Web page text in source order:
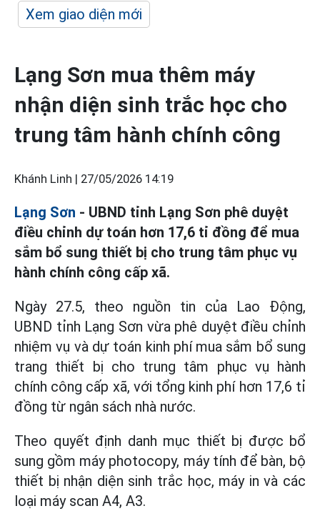
Xem giao diện mới
Lạng Sơn mua thêm máy
nhận diện sinh trắc học cho
trung tâm hành chính công
Khánh Linh | 27/05/2026 14:19
Lạng Sơn - UBND tỉnh Lạng Sơn phê duyệt
điều chỉnh dự toán hơn 17,6 tỉ đồng để mua
sắm bổ sung thiết bị cho trung tâm phục vụ
hành chính công cấp xã.
Ngày 27.5, theo nguồn tin của Lao Động,
UBND tỉnh Lạng Sơn vừa phê duyệt điều chỉnh
nhiệm vụ và dự toán kinh phí mua sắm bổ sung
trang thiết bị cho trung tâm phục vụ hành
chính công cấp xã, với tổng kinh phí hơn 17,6 tỉ
đồng từ ngân sách nhà nước.
Theo quyết định danh mục thiết bị được bổ
sung gồm máy photocopy, máy tính để bàn, bộ
thiết bị nhận diện sinh trắc học, máy in và các
loại máy scan A4, A3.